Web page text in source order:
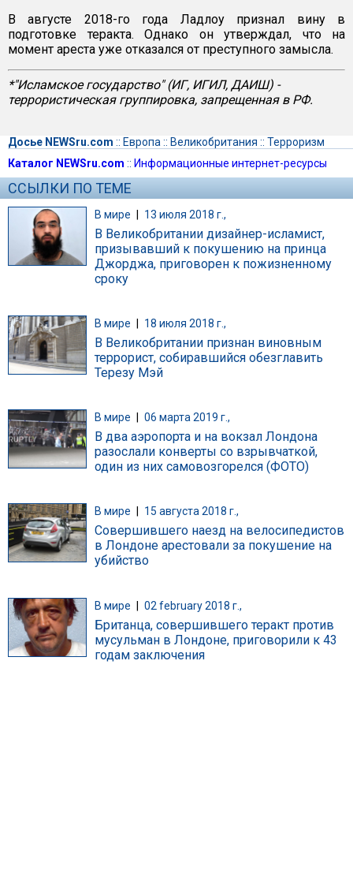
В августе 2018-го года Ладлоу признал вину в
подготовке теракта. Однако он утверждал, что на
момент ареста уже отказался от преступного замысла.
*"Исламское государство" (ИГ, ИГИЛ, ДАИШ) -
террористическая группировка, запрещенная в РФ.
Досье NEWSru.com :: Европа :: Великобритания :: Терроризм
Каталог NEWSru.com :: Информационные интернет-ресурсы
ССЫЛКИ ПО ТЕМЕ
В мире | 13 июля 2018 г.,
В Великобритании дизайнер-исламист,
призывавший к покушению на принца
Джорджа, приговорен к пожизненному
сроку
В мире 18 июля 2018 г.,
В Великобритании признан виновным
террорист, собиравшийся обезглавить
Терезу Мэй
В мире 06 марта 2019 г.,
В два аэропорта и на вокзал Лондона
разослали конверты со взрывчаткой,
один из них самовозгорелся (ФОТО)
В мире 15 августа 2018 г.,
Совершившего наезд на велосипедистов
в Лондоне арестовали за покушение на
убийство
В мире | 02 february 2018 г.,
Британца, совершившего теракт против
мусульман в Лондоне, приговорили к 43
годам заключения